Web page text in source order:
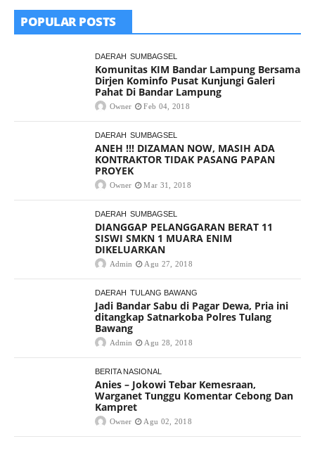
POPULAR POSTS
DAERAH SUMBAGSEL
Komunitas KIM Bandar Lampung Bersama
Dirjen Kominfo Pusat Kunjungi Galeri
Pahat Di Bandar Lampung
Owner Feb 04, 2018
DAERAH SUMBAGSEL
ANEH !!! DIZAMAN NOW, MASIH ADA
KONTRAKTOR TIDAK PASANG PAPAN
PROYEK
Owner Mar 31, 2018
DAERAH SUMBAGSEL
DIANGGAP PELANGGARAN BERAT 11
SISWI SMKN 1 MUARA ENIM
DIKELUARKAN
Admin Agu 27, 2018
DAERAH TULANG BAWANG
Jadi Bandar Sabu di Pagar Dewa, Pria ini
ditangkap Satnarkoba Polres Tulang
Bawang
Admin Agu 28, 2018
BERITA NASIONAL
Anies – Jokowi Tebar Kemesraan,
Warganet Tunggu Komentar Cebong Dan
Kampret
Owner Agu 02, 2018